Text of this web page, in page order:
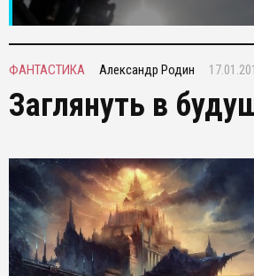
ФАНТАСТИКА Александр Родин
Заглянуть в